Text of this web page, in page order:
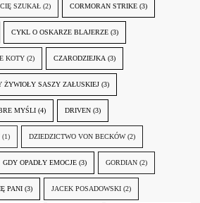
SZUKAŁ (2) CORMORAN STRIKE (3)
CYKL O OSKARZE BLAJERZE (3)
KOTY (2) CZARODZIEJKA (3)
ŻYWIOŁY SASZY ZAŁUSKIEJ (3)
MYŚLI (4) DRIVEN (3)
(1) DZIEDZICTWO VON BECKÓW (2)
GDY OPADŁY EMOCJE (3) GORDIAN (2)
PANI (3) JACEK POSADOWSKI (2)